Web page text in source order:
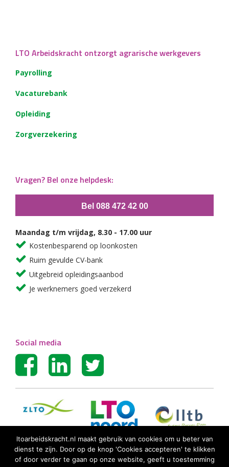
LTO Arbeidskracht ontzorgt agrarische werkgevers
Payrolling
Vacaturebank
Opleiding
Zorgverzekering
Vragen? Bel onze helpdesk:
Bel 088 472 42 00
Maandag t/m vrijdag, 8.30 - 17.00 uur
Kostenbesparend op loonkosten
Ruim gevulde CV-bank
Uitgebreid opleidingsaanbod
Je werknemers goed verzekerd
Social media
ltoarbeidskracht.nl maakt gebruik van cookies om u beter van
dienst te zijn. Door op de knop 'Cookies accepteren' te klikken
of door verder te gaan op onze website, geeft u toestemming